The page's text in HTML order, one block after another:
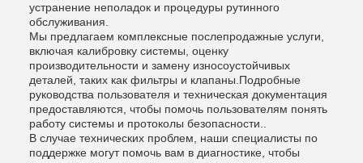
устранение неполадок и процедуры рутинного
обслуживания.
Мы предлагаем комплексные послепродажные услуги,
включая калибровку системы, оценку
производительности и замену износоустойчивых
деталей, таких как фильтры и клапаны.Подробные
руководства пользователя и техническая документация
предоставляются, чтобы помочь пользователям понять
работу системы и протоколы безопасности..
В случае технических проблем, наши специалисты по
поддержке могут помочь вам в диагностике, чтобы